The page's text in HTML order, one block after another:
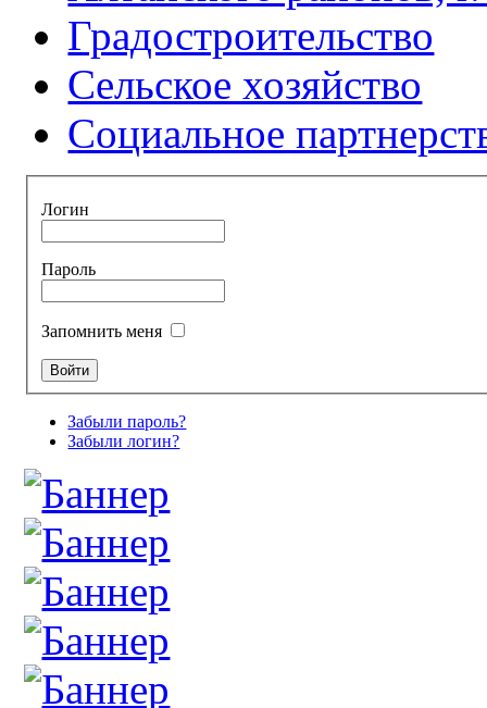
Градостроительство
Сельское хозяйство
Социальное
Логин
Пароль
Запомнить меня
Забыли пароль?
Забыли логин?